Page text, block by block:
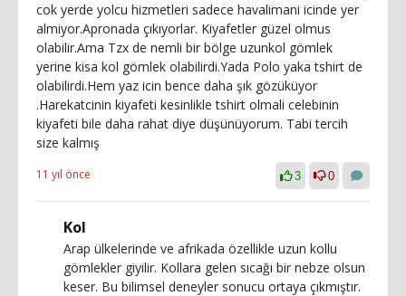
cok yerde yolcu hizmetleri sadece havalimani icinde yer
almiyor.Apronada çıkıyorlar. Kiyafetler güzel olmus
olabilir.Ama Tzx de nemli bir bölge uzunkol gömlek
yerine kisa kol gömlek olabilirdi.Yada Polo yaka tshirt de
olabilirdi.Hem yaz icin bence daha şık gözüküyor
.Harekatcinin kiyafeti kesinlikle tshirt olmali celebinin
kiyafeti bile daha rahat diye düşünüyorum. Tabi tercih
size kalmış
11 yıl önce 3 0
Kol
Arap ülkelerinde ve afrikada özellikle uzun kollu
gömlekler giyilir. Kollara gelen sıcağı bir nebze olsun
keser. Bu bilimsel deneyler sonucu ortaya çıkmıştır.